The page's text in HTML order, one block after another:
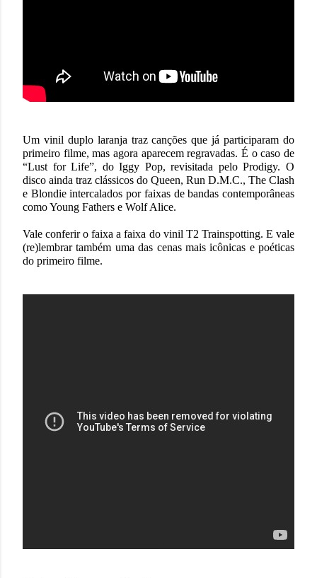
Um vinil duplo laranja traz canções que já participaram do
primeiro filme, mas agora aparecem regravadas. É o caso de
“Lust for Life”, do Iggy Pop, revisitada pelo Prodigy. O
disco ainda traz clássicos do Queen, Run D.M.C., The Clash
e Blondie intercalados por faixas de bandas contemporâneas
como Young Fathers e Wolf Alice.
Vale conferir o faixa a faixa do vinil T2 Trainspotting. E vale
(re)lembrar também uma das cenas mais icônicas e poéticas
do primeiro filme.